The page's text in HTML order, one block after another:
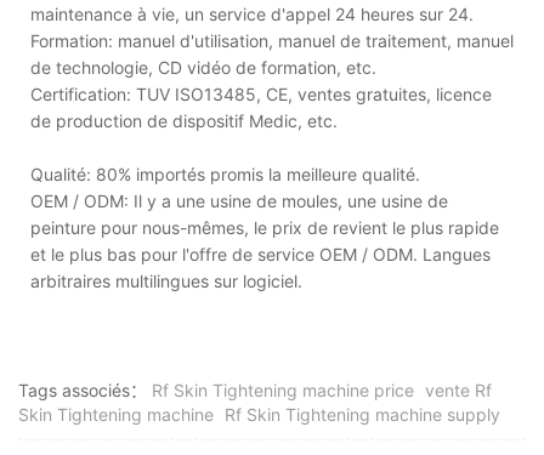
maintenance à vie, un service d'appel 24 heures sur 24.
Formation: manuel d'utilisation, manuel de traitement, manuel
de technologie, CD vidéo de formation, etc.
Certification: TUV ISO13485, CE, ventes gratuites, licence
de production de dispositif Medic, etc.
Qualité: 80% importés promis la meilleure qualité.
OEM / ODM: Il y a une usine de moules, une usine de
peinture pour nous-mêmes, le prix de revient le plus rapide
et le plus bas pour l'offre de service OEM / ODM. Langues
arbitraires multilingues sur logiciel.
Tags associés： Rf Skin Tightening machine price vente Rf
Skin Tightening machine Rf Skin Tightening machine supply